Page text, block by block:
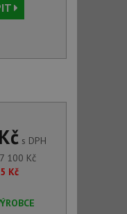
s DPH
100 Kč
Kč